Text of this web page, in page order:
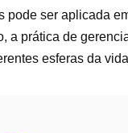
pode ser aplicada
a prática de
esferas da